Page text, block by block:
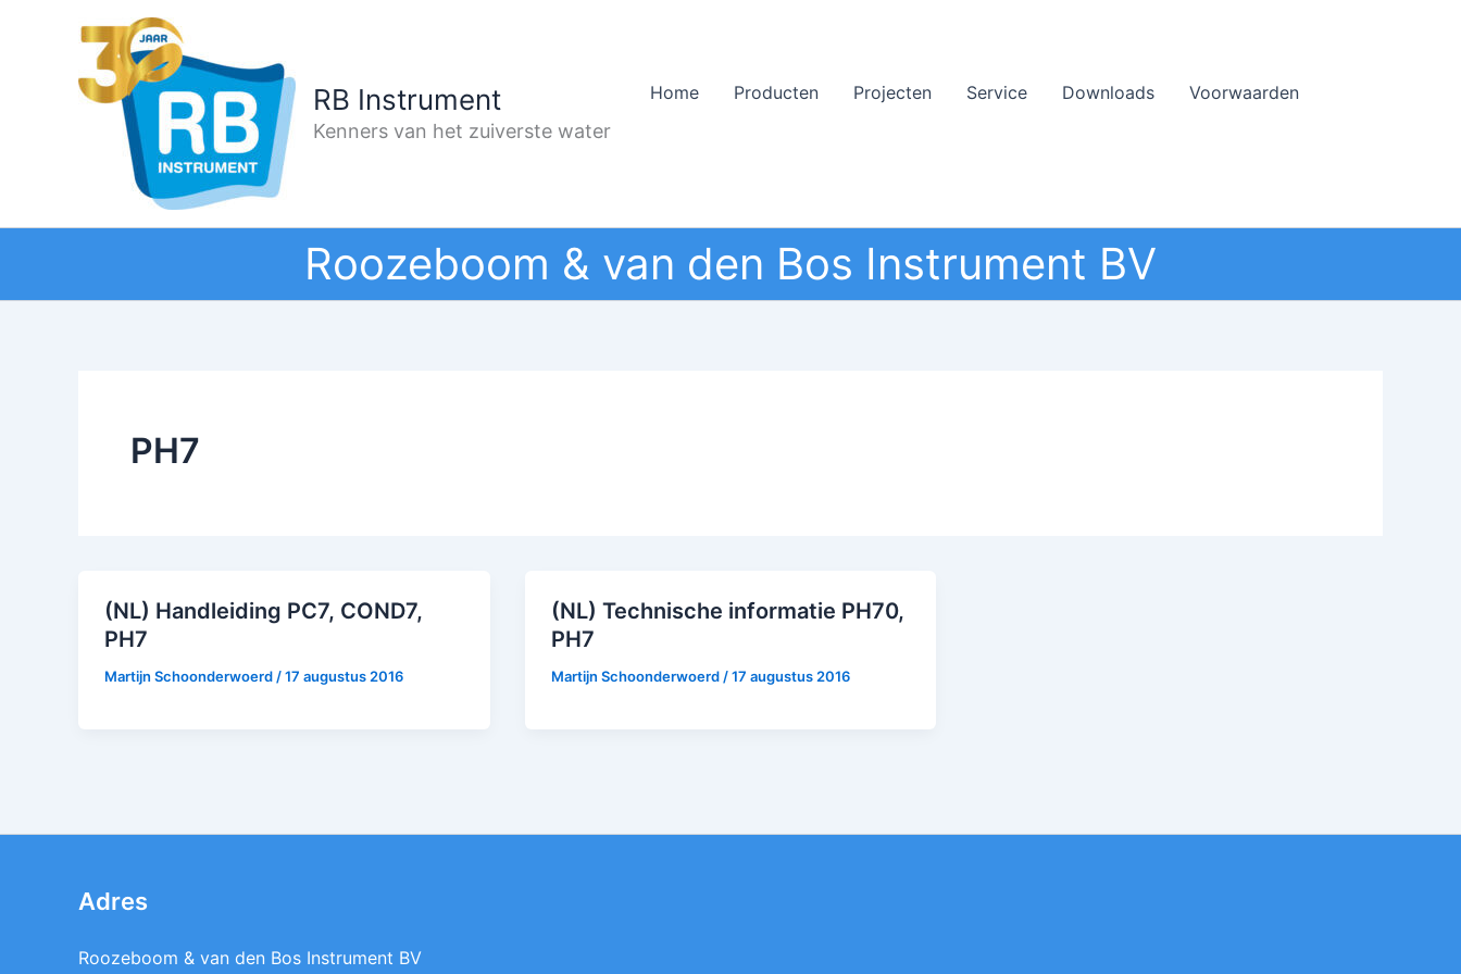
RB Instrument
Kenners van het zuiverste water
Home Producten Projecten Service Downloads Voorwaarden
Roozeboom & van den Bos Instrument BV
PH7
(NL) Handleiding PC7, COND7,
PH7
Martijn Schoonderwoerd /17 augustus 2016
(NL) Technische informatie PH70,
PH7
Martijn Schoonderwoerd /17 augustus 2016
Adres
Roozeboom & van den Bos Instrument BV